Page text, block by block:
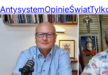
AntysystemOpinieŚwiat